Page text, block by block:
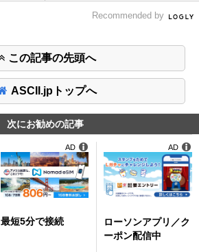
Recommended by
この記事の先頭へ
ASCII.jpトップへ
次にお勧めの記事
最短5分で接続
AD
ローソンアプリ／ク
ーポン配信中
AD